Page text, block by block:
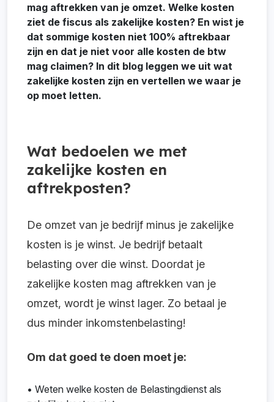
mag aftrekken van je omzet. Welke kosten
ziet de fiscus als zakelijke kosten? En wist je
dat sommige kosten niet 100% aftrekbaar
zijn en dat je niet voor alle kosten de btw
mag claimen? In dit blog leggen we uit wat
zakelijke kosten zijn en vertellen we waar je
op moet letten.
Wat bedoelen we met
zakelijke kosten en
aftrekposten?
De omzet van je bedrijf minus je zakelijke
kosten is je winst. Je bedrijf betaalt
belasting over die winst. Doordat je
zakelijke kosten mag aftrekken van je
omzet, wordt je winst lager. Zo betaal je
dus minder inkomstenbelasting!
Om dat goed te doen moet je:
• Weten welke kosten de Belastingdienst als